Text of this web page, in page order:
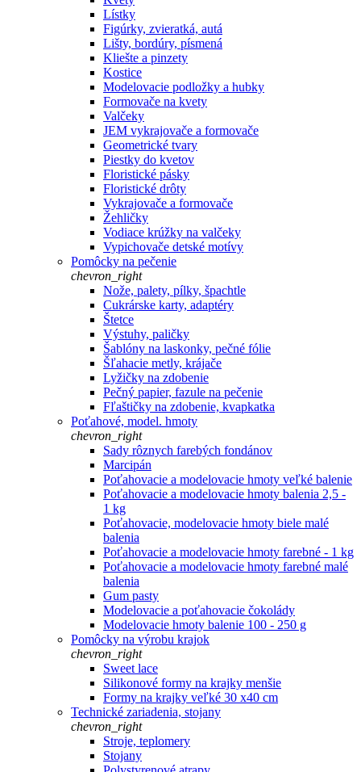
Lístky
Figúrky, zvieratká, autá
Lišty, bordúry, písmená
Kliešte a pinzety
Kostice
Modelovacie podložky a hubky
Formovače na kvety
Valčeky
JEM vykrajovače a formovače
Geometrické tvary
Piestky do kvetov
Floristické pásky
Floristické drôty
Vykrajovače a formovače
Žehličky
Vodiace krúžky na valčeky
Vypichovače detské motívy
Pomôcky na pečenie
chevron_right
Nože, palety, pílky, špachtle
Cukrárske karty, adaptéry
Štetce
Výstuhy, paličky
Šablóny na laskonky, pečné fólie
Šľahacie metly, krájače
Lyžičky na zdobenie
Pečný papier, fazule na pečenie
Fľaštičky na zdobenie, kvapkatka
Poťahové, model. hmoty
chevron_right
Sady rôznych farebých fondánov
Marcipán
Poťahovacie a modelovacie hmoty veľké balenie
Poťahovacie a modelovacie hmoty balenia 2,5 -
1 kg
Poťahovacie, modelovacie hmoty biele malé
balenia
Poťahovacie a modelovacie hmoty farebné - 1 kg
Poťahovacie a modelovacie hmoty farebné malé
balenia
Gum pasty
Modelovacie a poťahovacie čokolády
Modelovacie hmoty balenie 100 - 250 g
Pomôcky na výrobu krajok
chevron_right
Sweet lace
Silikonové formy na krajky menšie
Formy na krajky veľké 30 x40 cm
Technické zariadenia, stojany
chevron_right
Stroje, teplomery
Stojany